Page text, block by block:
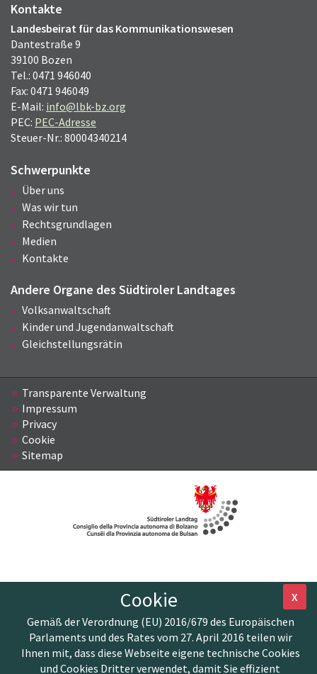
Kontakte
Landesbeirat für das Kommunikationswesen
Dantestraße 9
39100 Bozen
Tel.: 0471 946040
Fax: 0471 946049
E-Mail: info@lbk-bz.org
PEC: PEC-Adresse
Steuer-Nr.: 80004340214
Schwerpunkte
Über uns
Was wir tun
Rechtsgrundlagen
Medien
Kontakte
Andere Organe des Südtiroler Landtages
Volksanwaltschaft
Kinder und Jugendanwaltschaft
Gleichstellungsrätin
Transparente Verwaltung
Impressum
Privacy
Cookie
Sitemap
X
Cookie
Gemäß der Verordnung (EU) 2016/679 des Europäischen
Parlaments und des Rates vom 27. April 2016 teilen wir
Ihnen mit, dass diese Webseite eigene technische Cookies
und Cookies Dritter verwendet, damit Sie effizient